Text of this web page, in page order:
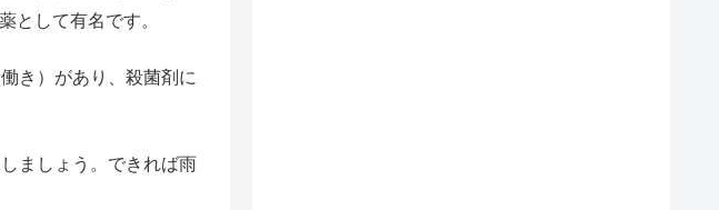
として有名です。
き）があり、殺菌剤に
ましょう。できれば雨